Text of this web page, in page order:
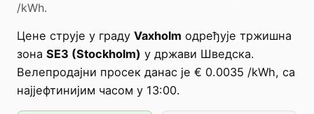
/kWh.
Цене струје у граду Vaxholm одређује тржишна
зона SE3 (Stockholm) у држави Шведска.
Велепродајни просек данас је € 0.0035 /kWh, са
најјефтинијим часом у 13:00.